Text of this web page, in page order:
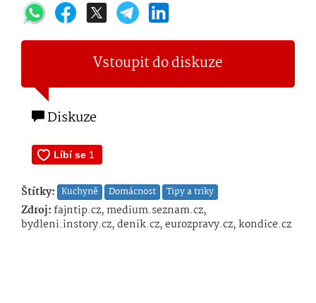
Vstoupit do diskuze
Diskuze
Štítky: Kuchyně Domácnost Tipy a triky
Zdroj:fajntip.cz, medium.seznam.cz,
bydleni.instory.cz, denik.cz, eurozpravy.cz, kondice.cz